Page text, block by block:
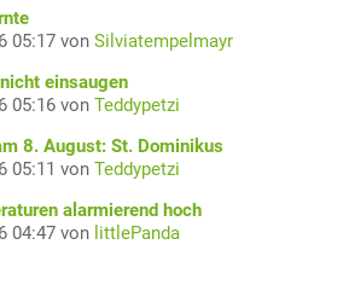
05:17 von Silviatempelmayr
einsaugen
05:16 von Teddypetzi
8. August: St. Dominikus
05:11 von Teddypetzi
alarmierend hoch
04:47 von littlePanda